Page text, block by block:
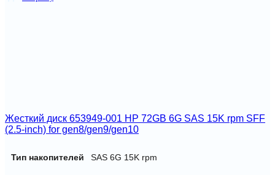
Жесткий диск 653949-001 HP 72GB 6G SAS 15K rpm SFF
(2.5-inch) for gen8/gen9/gen10
Тип накопителей SAS 6G 15K rpm